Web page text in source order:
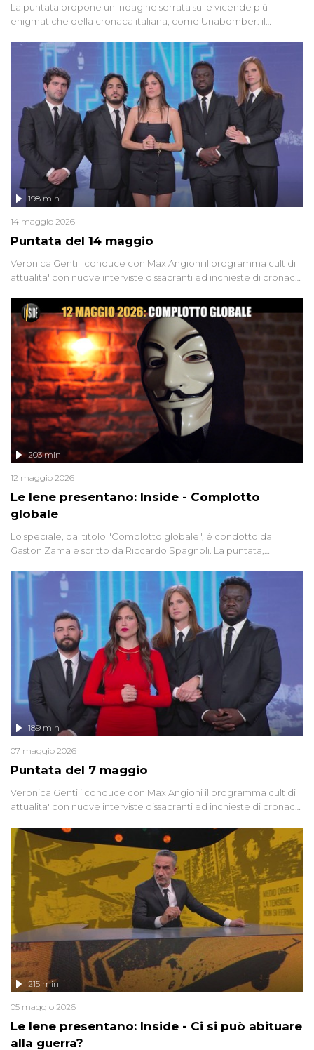
La puntata propone un'indagine serrata sulle vicende più
enigmatiche della cronaca italiana, come Unabomber: il
'90 e il 2000 che, inquietantemente, potrebbe essere ancora in
libertà. Lo speciale affronta inoltre le zone d'ombra sul Mostro di
Firenze, le cui responsabilità appaiono ancora oggi avvolte in un
groviglio di dubbi mai chiariti. Nel corso dello speciale anche
l'intervista inedita a Olindo Romano, realizzata ne...
Puntata del 14 maggio
198 min
14 maggio 2026
Veronica Gentili conduce con Max Angioni il programma cult di
attualita' con nuove interviste dissacranti ed inchieste di cronaca
Le Iene presentano: Inside - Complotto
globale
203 min
12 maggio 2026
Lo speciale, dal titolo "Complotto globale", è condotto da
Gaston Zama e scritto da Riccardo Spagnoli. La puntata,
racconta l'universo delle narrazioni alternative, dei sospetti
globali e del complottismo che negli ultimi anni hanno invaso
social network, talk show, piazze digitali e immaginario collettivo.
Puntata del 7 maggio
189 min
07 maggio 2026
Veronica Gentili conduce con Max Angioni il programma cult di
attualita' con nuove interviste dissacranti ed inchieste di cronaca
Le Iene presentano: Inside - Ci si può abituare
alla guerra?
215 min
05 maggio 2026